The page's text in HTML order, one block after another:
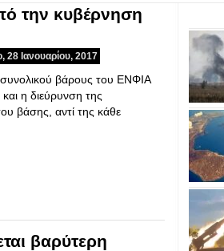
την κυβέρνηση
28 Ιανουαρίου, 2017
βάρους του ΕΝΦΙΑ
η διεύρυνση της
βάσης, αντί της κάθε
βαρύτερη